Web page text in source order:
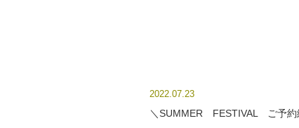
2022.07.23
＼SUMMER FESTIVAL ご予約